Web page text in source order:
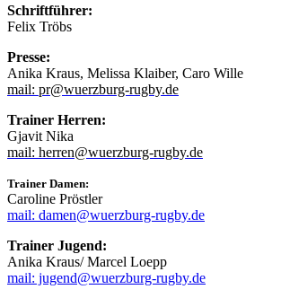
Schriftführer:
Felix Tröbs
Presse:
Anika Kraus, Melissa Klaiber, Caro Wille
mail: pr@wuerzburg-rugby.de
Trainer Herren:
Gjavit Nika
mail: herren@wuerzburg-rugby.de
Trainer Damen:
Caroline Pröstler
mail: damen@wuerzburg-rugby.de
Trainer Jugend:
Anika Kraus/ Marcel Loepp
mail: jugend@wuerzburg-rugby.de